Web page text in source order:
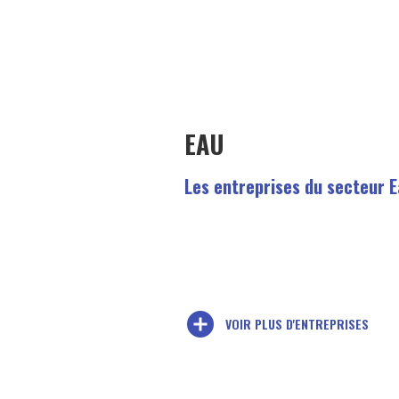
EAU
Les entreprises du secteur
add_circle VOIR PLUS D'ENTREPRISES